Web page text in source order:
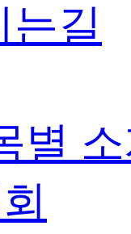
는길
별